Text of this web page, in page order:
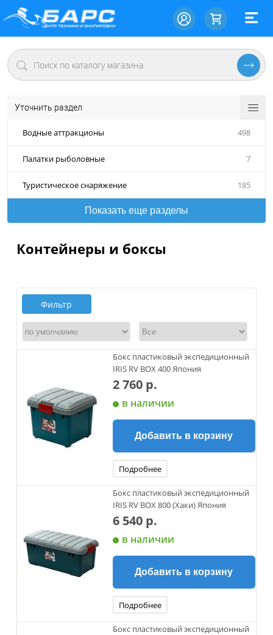
Уточнить раздел
Водные аттракционы 498
Палатки рыболовные 7
Туристическое снаряжение 185
Показать еще разделы
Контейнеры и боксы
Фильтр
Бокс пластиковый экспедиционный
IRIS RV BOX 400 Япония
2 760 р.
в наличии
Добавить в корзину
Подробнее
Бокс пластиковый экспедиционный
IRIS RV BOX 800 (Хаки) Япония
6 540 р.
в наличии
Добавить в корзину
Подробнее
Бокс пластиковый экспедиционный